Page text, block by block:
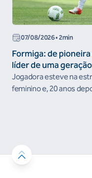
07/08/2026• 2min
Formiga: de
líder de uma
Jogadora esteve na
feminino e, 20 anos